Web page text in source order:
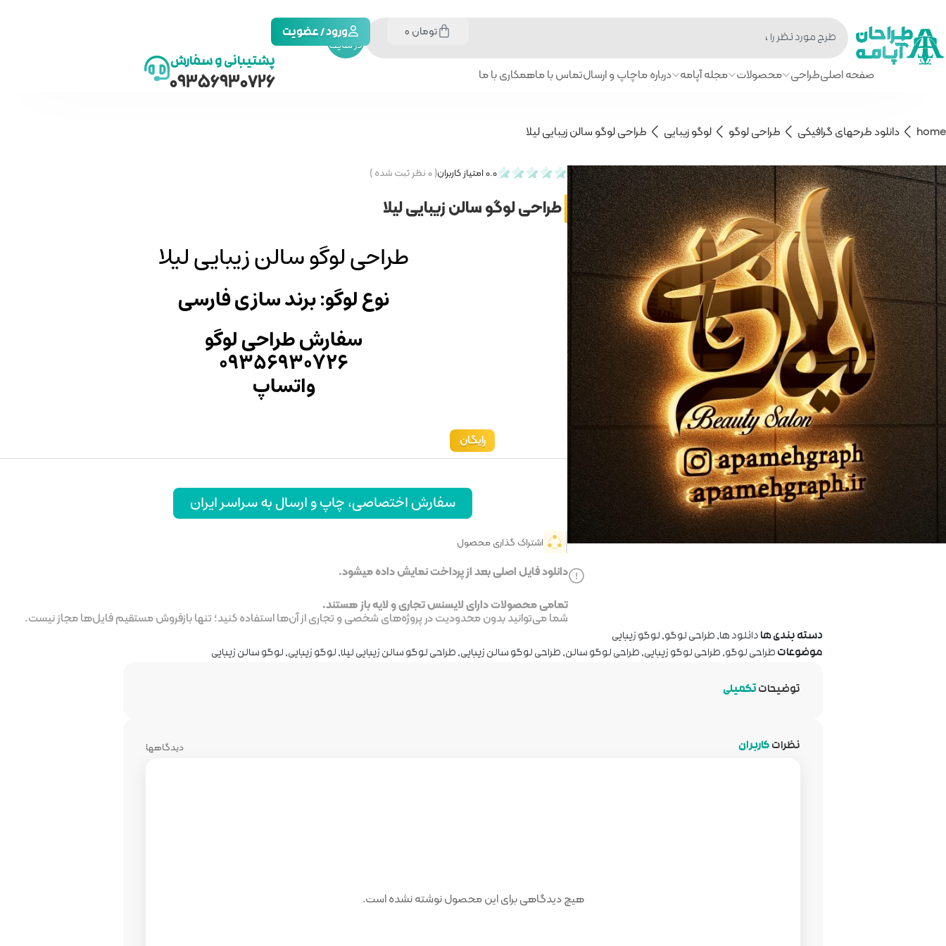
جستجو
در سایت
تومان ورود / عضویت
صفحه اصلیطراحی محصولات مجله آپامه درباره ماچاپ و ارسالتماس با ماهمکاری با ما
پشتیبانی و سفارش
09356930726
home دانلود طرحهای گرافیکی طراحی لوگو لوگو زیبایی طراحی لوگو سالن زیبایی لیلا
0.0امتیاز کاربران(۰نظر ثبت شده )
طراحی لوگو سالن زیبایی لیلا
طراحی لوگو سالن زیبایی لیلا
نوع لوگو: برند سازی فارسی
سفارش طراحی لوگو
۰۹۳۵۶۹۳۰۷۲۶
واتساپ
رایگان
سفارش اختصاصی، چاپ و ارسال به سراسر ایران
اشتراک گذاری محصول
دانلود فایل اصلی بعد از پرداخت نمایش داده میشود.
تمامی محصولات دارای لایسنس تجاری و لایه باز هستند.
شما می‌توانید بدون محدودیت در پروژه‌های شخصی و تجاری از آن‌ها استفاده کنید؛ تنها بازفروش مستقیم فایل‌ها مجاز نیست.
دسته بندی هادانلود ها,طراحی لوگو,لوگو زیبایی
موضوعاتطراحی لوگو,طراحی لوگو زیبایی,طراحی لوگو سالن,طراحی لوگو سالن زیبایی,طراحی لوگو سالن زیبایی لیلا,لوگو زیبایی,لوگو سالن زیبایی
توضیحاتتکمیلی
نظراتکاربران دیدگاهها
هیچ دیدگاهی برای این محصول نوشته نشده است.